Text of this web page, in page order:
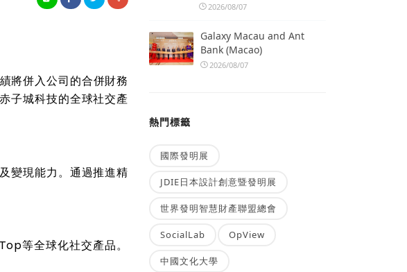
將併入公司的合併財務
子城科技的全球社交產
變現能力。通過推進精
等全球化社交產品。
2026/08/07
Galaxy Macau and Ant
Bank (Macao)
2026/08/07
熱門標籤
國際發明展
JDIE日本設計創意暨發明展
世界發明智慧財產聯盟總會
SocialLab OpView
中國文化大學